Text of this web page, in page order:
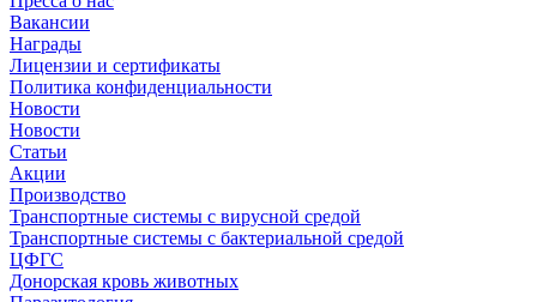
Вакансии
Награды
Лицензии и сертификаты
Политика конфиденциальности
Новости
Новости
Статьи
Акции
Производство
Транспортные системы с вирусной средой
Транспортные системы с бактериальной средой
ЦФГС
Донорская кровь животных